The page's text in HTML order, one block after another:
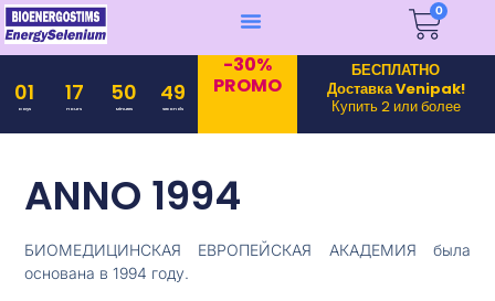
0
01
Days
17
Hours
50
Minutes
49
Seconds
-30%
PROMO
БЕСПЛАТНО
Доставка Venipak!
Купить 2 или более
ANNO 1994
БИОМЕДИЦИНСКАЯ ЕВРОПЕЙСКАЯ АКАДЕМИЯ была
основана в 1994 году.